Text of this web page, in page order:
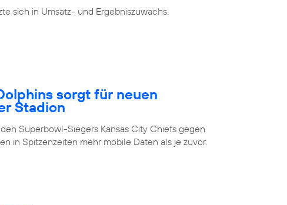
sich in Umsatz- und Ergebniszuwachs.
sorgt für neuen
Stadion
Superbowl-Siegers Kansas City Chiefs gegen
in Spitzenzeiten mehr mobile Daten als je zuvor.